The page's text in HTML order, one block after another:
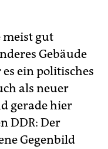
meist gut
Gebäude
ein politisches
als neuer
gerade hier
DDR: Der
Gegenbild